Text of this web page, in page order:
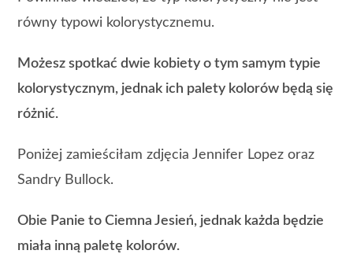
równy typowi kolorystycznemu.
Możesz spotkać dwie kobiety o tym samym typie
kolorystycznym, jednak ich palety kolorów będą się
różnić.
Poniżej zamieściłam zdjęcia Jennifer Lopez oraz
Sandry Bullock.
Obie Panie to Ciemna Jesień, jednak każda będzie
miała inną paletę kolorów.